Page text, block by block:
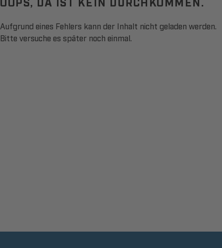
Aufgrund eines Fehlers kann der Inhalt nicht geladen werden.
Bitte versuche es später noch einmal.